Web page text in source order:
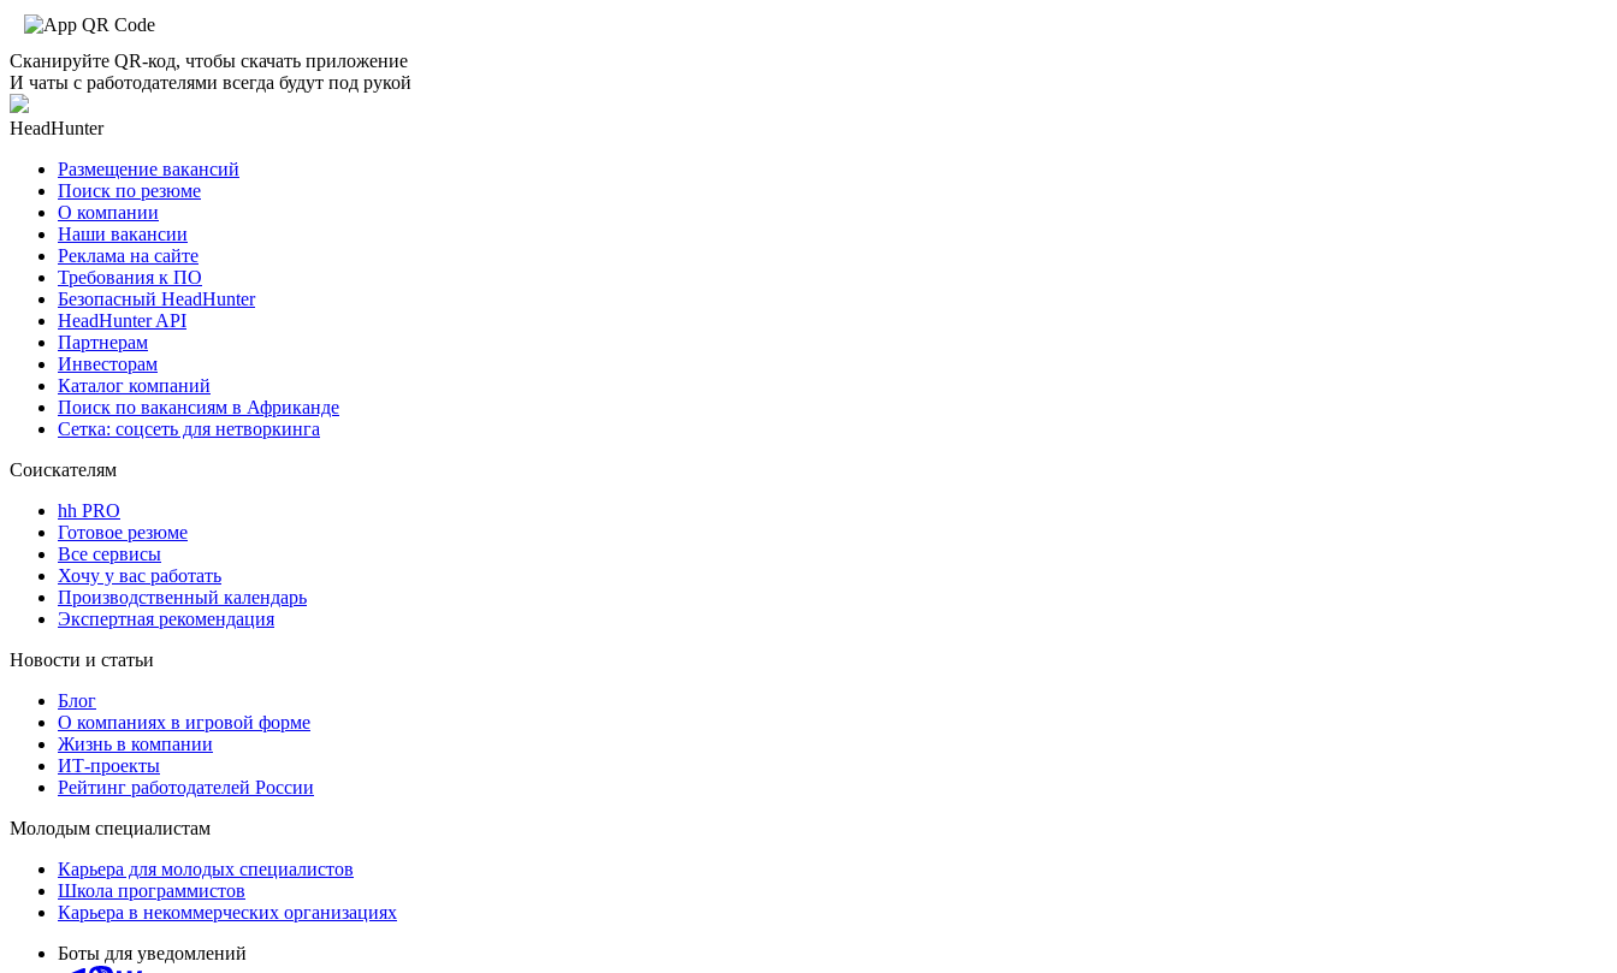
Сканируйте QR-код, чтобы скачать приложение
И чаты с работодателями всегда будут под рукой
HeadHunter
Размещение вакансий
Поиск по резюме
О компании
Наши вакансии
Реклама на сайте
Требования к ПО
Безопасный HeadHunter
HeadHunter API
Партнерам
Инвесторам
Каталог компаний
Поиск по вакансиям в Африканде
Сетка: соцсеть для нетворкинга
Соискателям
hh PRO
Готовое резюме
Все сервисы
Хочу у вас работать
Производственный календарь
Экспертная рекомендация
Новости и статьи
Блог
О компаниях в игровой форме
Жизнь в компании
ИТ-проекты
Рейтинг работодателей России
Молодым специалистам
Карьера для молодых специалистов
Школа программистов
Карьера в некоммерческих организациях
Боты для уведомлений